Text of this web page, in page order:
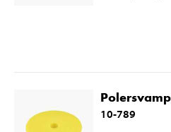
10-789